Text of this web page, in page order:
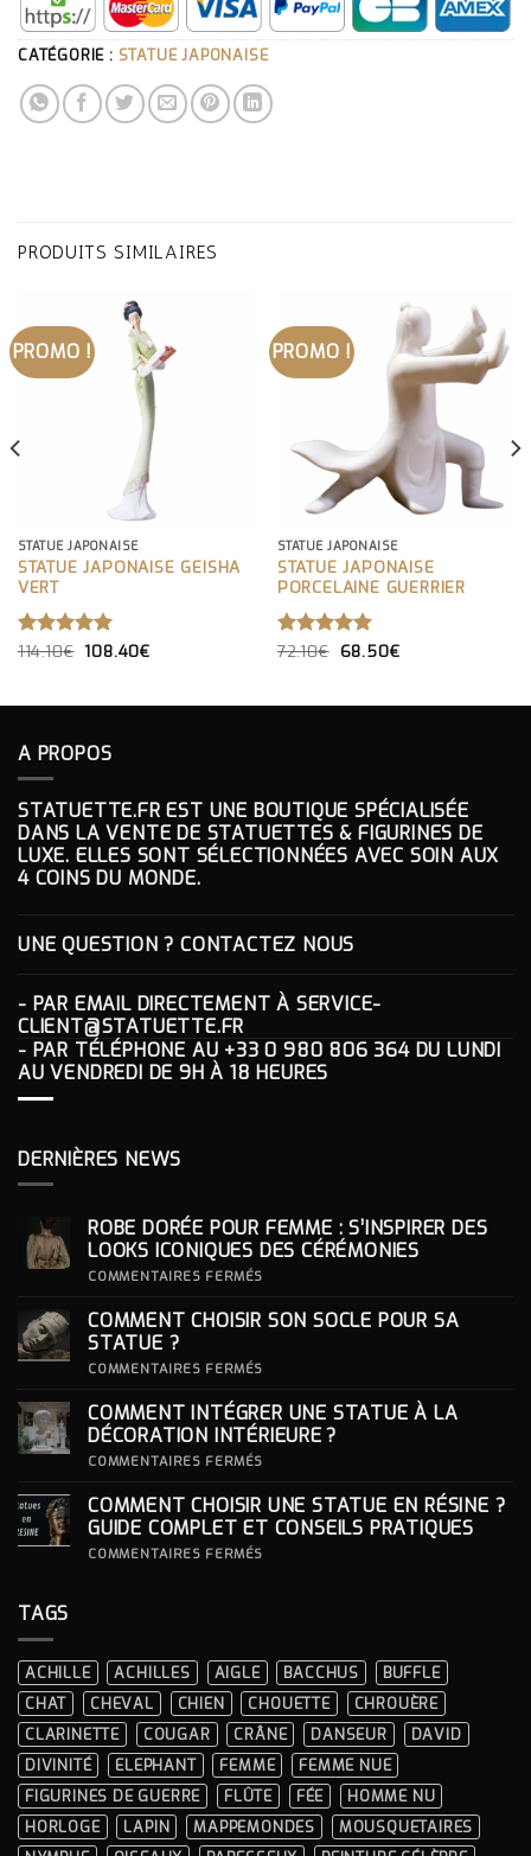
CATÉGORIE : STATUE JAPONAISE
PRODUITS SIMILAIRES
PROMO !
STATUE JAPONAISE
STATUE JAPONAISE GEISHA
VERT
NOTE 5.00
114.10€ LE
114.10€.
108.40€LE
108.40€.
PROMO !
STATUE JAPONAISE
STATUE JAPONAISE
PORCELAINE GUERRIER
NOTE 5.00
72.10€ LE
72.10€.
68.50€LE
68.50€.
A PROPOS
STATUETTE.FR EST UNE BOUTIQUE SPÉCIALISÉE
DANS LA VENTE DE STATUETTES & FIGURINES DE
LUXE. ELLES SONT SÉLECTIONNÉES AVEC SOIN AUX
4 COINS DU MONDE.
UNE QUESTION ? CONTACTEZ NOUS
- PAR EMAIL DIRECTEMENT À SERVICE-
CLIENT@STATUETTE.FR
- PAR TÉLÉPHONE AU +33 0 980 806 364DU LUNDI
AU VENDREDI DE 9H À 18 HEURES
DERNIÈRES NEWS
ROBE DORÉE POUR FEMME : S’INSPIRER DES
LOOKS ICONIQUES DES CÉRÉMONIES
COMMENTAIRES FERMÉS
POUR
ICONIQUES
DES
CÉRÉMONIES
COMMENT CHOISIR SON SOCLE POUR SA
STATUE ?
COMMENTAIRES FERMÉS
SON
SOCLE
POUR
COMMENT INTÉGRER UNE STATUE À LA
DÉCORATION INTÉRIEURE ?
COMMENTAIRES FERMÉS
UNE
STATUE
À
COMMENT CHOISIR UNE STATUE EN RÉSINE ?
GUIDE COMPLET ET CONSEILS PRATIQUES
COMMENTAIRES FERMÉS
?
GUIDE
COMPLET
ET
CONSEILS
PRATIQUES
TAGS
ACHILLE ACHILLES AIGLE BACCHUS
BUFFLE
CHAT
CHEVAL CHIEN CHOUETTE
CHROUÈRE
CLARINETTE
COUGAR CRÂNE DANSEUR
DAVID
DIVINITÉ
ELEPHANT FEMME
FEMME NUE
FIGURINES DE GUERRE
FLÛTE FÉE
HOMME NU
HORLOGE
LAPIN MAPPEMONDES
MOUSQUETAIRES